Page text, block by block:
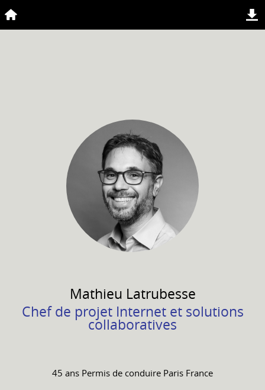
Mathieu Latrubesse
Chef de projet Internet et solutions
collaboratives
45 ans Permis de conduire Paris France